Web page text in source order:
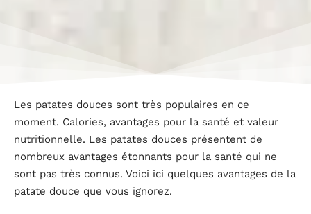
Les patates douces sont très populaires en ce
moment. Calories, avantages pour la santé et valeur
nutritionnelle. Les patates douces présentent de
nombreux avantages étonnants pour la santé qui ne
sont pas très connus. Voici ici quelques avantages de la
patate douce que vous ignorez.